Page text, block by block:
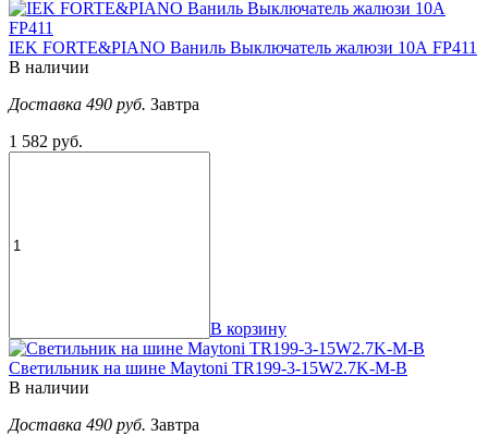
IEK FORTE&PIANO Ваниль Выключатель жалюзи 10А FP411
В наличии
Доставка 490 руб. Завтра
1 582 руб.
В корзину
Светильник на шине Maytoni TR199-3-15W2.7K-M-B
В наличии
Доставка 490 руб. Завтра